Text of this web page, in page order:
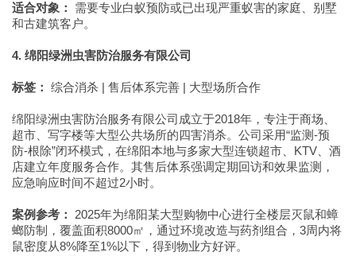
适合对象：
需要专业白蚁预防或已出现严重蚁害的家庭、别墅
和古建筑客户。
4. 绵阳绿洲虫害防治服务有限公司
标签： 综合消杀 | 售后体系完善 | 大型场所合作
绵阳绿洲虫害防治服务有限公司成立于2018年，专注于商场、
超市、写字楼等大型公共场所的四害消杀。公司采用“监测-预
防-根除”闭环模式，在绵阳本地与多家大型连锁超市、KTV、酒
店建立年度服务合作。其售后体系强调定期回访和效果监测，
应急响应时间不超过2小时。
案例参考：
2025年为绵阳某大型购物中心进行全楼层灭鼠和蟑
螂防制，覆盖面积8000㎡，通过环境改造与药剂组合，3周内将
鼠密度从8%降至1%以下，得到物业方好评。